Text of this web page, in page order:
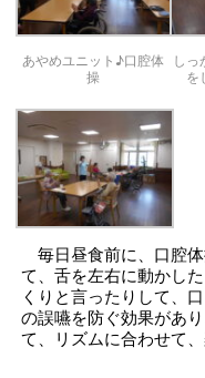
あやめユニット♪口腔体
操
しっ
を
毎日昼食前に、口腔
て、舌を左右に動かし
くりと言ったりして、
の誤嚥を防ぐ効果があ
て、リズムに合わせて